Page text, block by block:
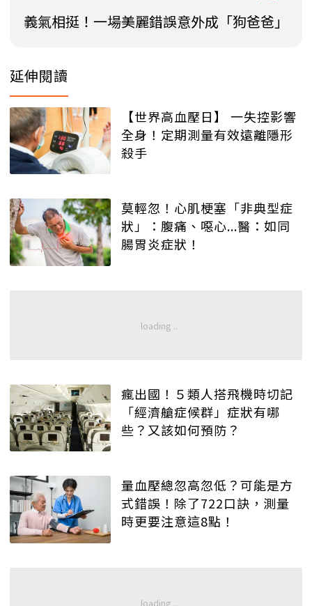
義氣相挺！一場美麗錯誤意外成「狗爸爸」
延伸閱讀
【世界高血壓日】 一失控影響
全身！定期測量有效遠離隱形
殺手
莫輕忽！心肌梗塞「非典型症
狀」：腹痛、噁心...醫：如同
腸胃炎症狀！
瘋出國！５類人搭飛機時切記
「經濟艙症候群」症狀有哪
些？又該如何預防？
量血壓總忽高忽低？可能是方
式錯誤！除了722口訣，測量
時更要注意這8點！